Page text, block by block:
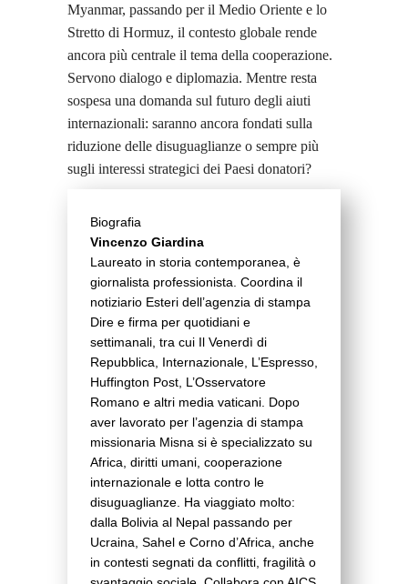
Myanmar, passando per il Medio Oriente e lo
Stretto di Hormuz, il contesto globale rende
ancora più centrale il tema della cooperazione.
Servono dialogo e diplomazia. Mentre resta
sospesa una domanda sul futuro degli aiuti
internazionali: saranno ancora fondati sulla
riduzione delle disuguaglianze o sempre più
sugli interessi strategici dei Paesi donatori?
Biografia
Vincenzo Giardina
Laureato in storia contemporanea, è
giornalista professionista. Coordina il
notiziario Esteri dell’agenzia di stampa
Dire e firma per quotidiani e
settimanali, tra cui Il Venerdì di
Repubblica, Internazionale, L’Espresso,
Huffington Post, L’Osservatore
Romano e altri media vaticani. Dopo
aver lavorato per l’agenzia di stampa
missionaria Misna si è specializzato su
Africa, diritti umani, cooperazione
internazionale e lotta contro le
disuguaglianze. Ha viaggiato molto:
dalla Bolivia al Nepal passando per
Ucraina, Sahel e Corno d’Africa, anche
in contesti segnati da conflitti, fragilità o